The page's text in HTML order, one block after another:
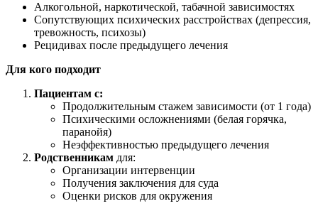
Алкогольной, наркотической, табачной зависимостях
Сопутствующих психических расстройствах (депрессия,
тревожность, психозы)
Рецидивах после предыдущего лечения
Для кого подходит
Пациентам с:
Продолжительным стажем зависимости (от 1 года)
Психическими осложнениями (белая горячка,
паранойя)
Неэффективностью предыдущего лечения
Родственникам для:
Организации интервенции
Получения заключения для суда
Оценки рисков для окружения